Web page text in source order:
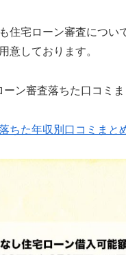
住宅ローン審査につい
意しております。
ちた年収別口コミまと